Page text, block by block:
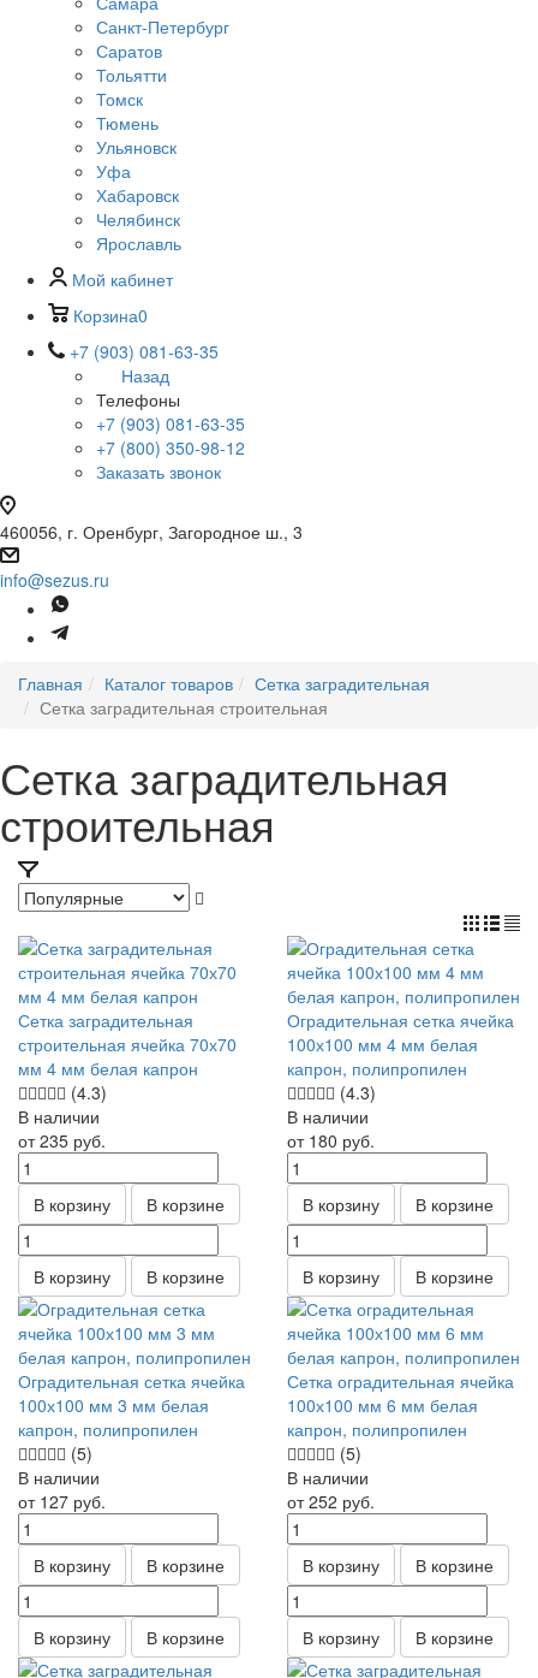
Санкт-Петербург
Саратов
Тольятти
Томск
Тюмень
Ульяновск
Уфа
Хабаровск
Челябинск
Ярославль
Мой кабинет
Корзина0
+7 (903) 081-63-35
Назад
Телефоны
+7 (903) 081-63-35
+7 (800) 350-98-12
Заказать звонок
460056, г. Оренбург, Загородное ш., 3
info@sezus.ru
Главная Каталог товаров
Сетка заградительная
Сетка заградительная строительная
Сетка заградительная
строительная
Сетка заградительная
строительная ячейка 70х70
мм 4 мм белая капрон
(4.3)
В наличии
от 235 руб.
В корзину В корзине
В корзину В корзине
Оградительная сетка ячейка
100х100 мм 4 мм белая
капрон, полипропилен
(4.3)
В наличии
от 180 руб.
В корзину В корзине
В корзину В корзине
Оградительная сетка ячейка
100х100 мм 3 мм белая
капрон, полипропилен
(5)
В наличии
от 127 руб.
В корзину В корзине
В корзину В корзине
Сетка оградительная ячейка
100х100 мм 6 мм белая
капрон, полипропилен
(5)
В наличии
от 252 руб.
В корзину В корзине
В корзину В корзине